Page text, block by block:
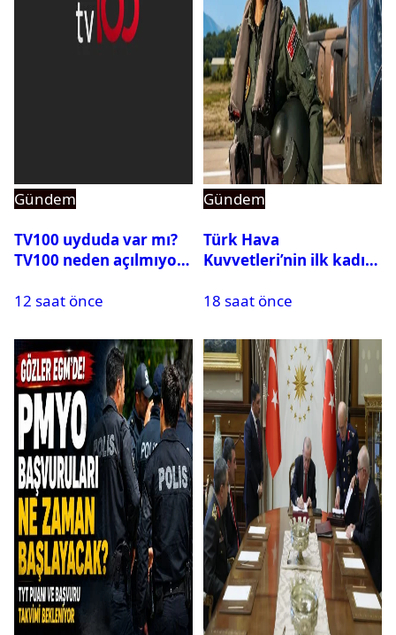
Gündem
TV100 uyduda var mı?
TV100 neden açılmıyor?
12 saat önce
Gündem
Türk Hava
Kuvvetleri’nin ilk kadın
Karapınar hakkında
ortaya çıktı
18 saat önce